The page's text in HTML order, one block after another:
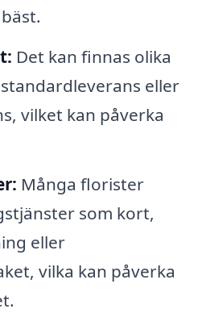
Det kan finnas olika
eller
vilket kan påverka
Många florister
som kort,
eller
vilka kan påverka